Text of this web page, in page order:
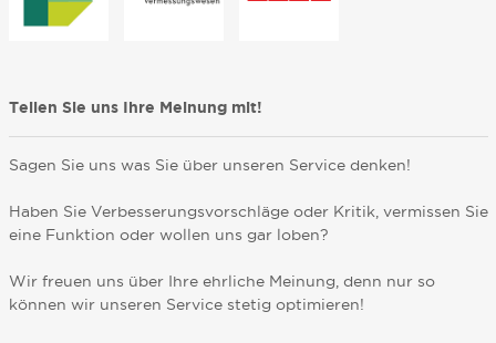
Teilen Sie uns Ihre Meinung mit!
Sagen Sie uns was Sie über unseren Service denken!
Haben Sie Verbesserungsvorschläge oder Kritik, vermissen Sie
eine Funktion oder wollen uns gar loben?
Wir freuen uns über Ihre ehrliche Meinung, denn nur so
können wir unseren Service stetig optimieren!